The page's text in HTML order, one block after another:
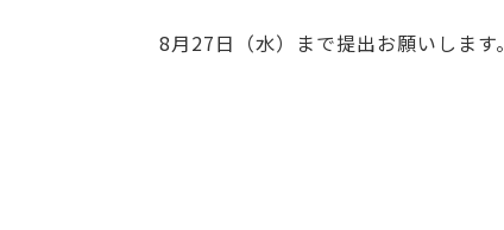
8月27日（水）まで提出お願いします。